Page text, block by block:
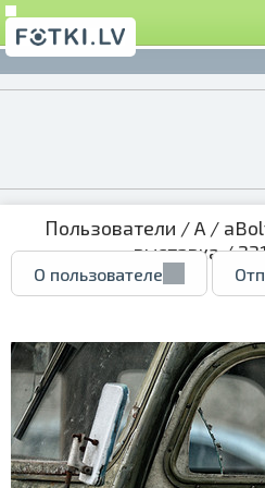
Пользователи /A/
выставка/
О пользователе